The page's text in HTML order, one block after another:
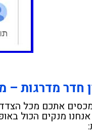
חדר מדרגות
אתכם מכל
מנקים הכול